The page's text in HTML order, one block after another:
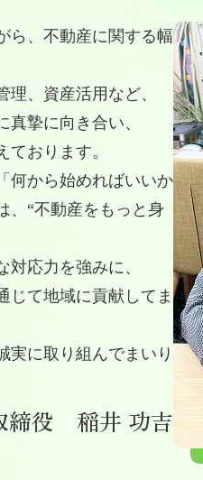
ら、不動産に関する幅
、資産活用など、
摯に向き合い、
おります。
何から始めればいいか
、“不動産をもっと身
応力を強みに、
じて地域に貢献してま
実に取り組んでまいり
締役 稲井 功吉